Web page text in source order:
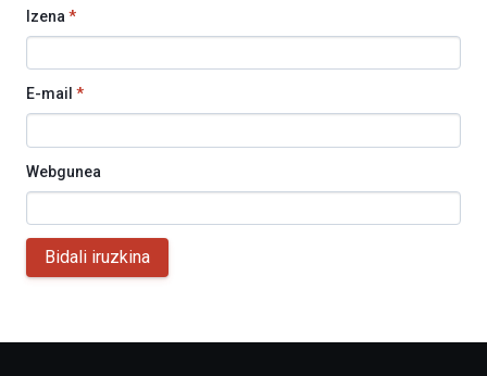
Izena *
E-mail *
Webgunea
Bidali iruzkina